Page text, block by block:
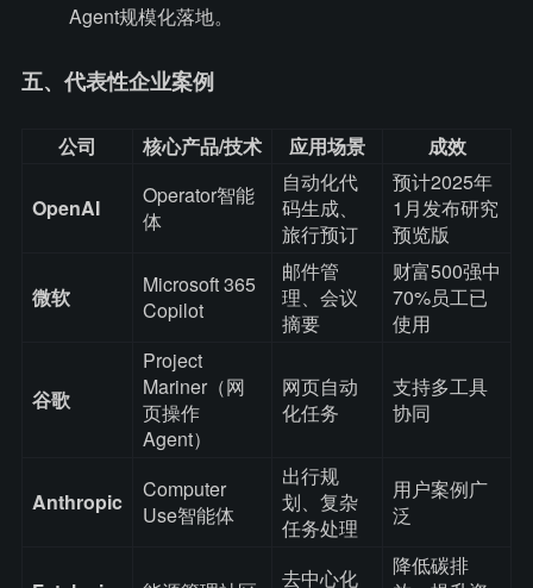
Agent规模化落地。
五、代表性企业案例
公司 核心产品/技术 应用场景 成效
OpenAI
Operator智能
体
自动化代
码生成、
旅行预订
预计2025年
1月发布研究
预览版
微软
Microsoft 365
Copilot
邮件管
理、会议
摘要
财富500强中
70%员工已
使用
谷歌
Project
Mariner（网
页操作
Agent）
网页自动
化任务
支持多工具
协同
Anthropic
Computer
Use智能体
出行规
划、复杂
任务处理
用户案例广
泛
去中心化
降低碳排